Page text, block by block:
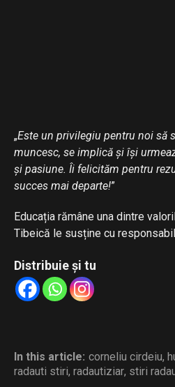
„Este un privilegiu pentru noi să
muncesc, se implică și își
și pasiune. Îi felicităm pentru
succes mai departe!”
Educația rămâne una dintre
Tibeică le susține cu
Distribuie și tu
In this article: corneliu cirdeiu,
radauti stiri, radautiziar, stiri